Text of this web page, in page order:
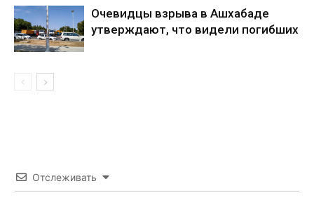
Очевидцы взрыва в Ашхабаде
утверждают, что видели погибших
Отслеживать